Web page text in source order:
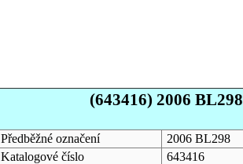
(643416) 2006 BL298
Předběžné označení
2006 BL298
Katalogové číslo
643416